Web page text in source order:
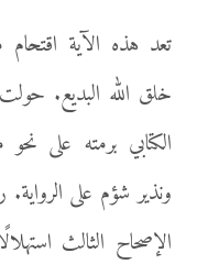
تعد هذه الآية
خلق الله البديع.
الكتابي برمته على
ونذير شؤم على
الإصحاح الثالث